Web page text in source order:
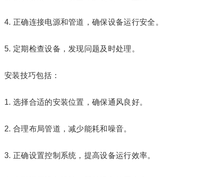
4. 正确连接电源和管道，确保设备运行安全。
5. 定期检查设备，发现问题及时处理。
安装技巧包括：
1. 选择合适的安装位置，确保通风良好。
2. 合理布局管道，减少能耗和噪音。
3. 正确设置控制系统，提高设备运行效率。